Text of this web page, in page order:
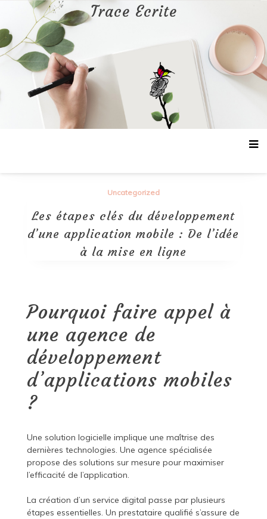
contenu
Trace Ecrite
Uncategorized
Les étapes clés du développement
d’une application mobile : De l’idée
à la mise en ligne
Pourquoi faire appel à
une agence de
développement
d’applications mobiles
?
Une solution logicielle implique une maîtrise des
dernières technologies. Une agence spécialisée
propose des solutions sur mesure pour maximiser
l’efficacité de l’application.
La création d’un service digital passe par plusieurs
étapes essentielles. Un prestataire qualifié s’assure de